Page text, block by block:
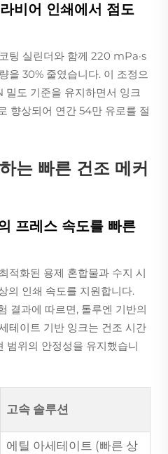
비어 인쇄에서 점도
팅 실린더와 함께 220 mPa·s
을 30% 줄였습니다. 이 조정으
도 기준을 유지하면서 잉크
향상되어 연간 54만 유로를 절
는 빠른 건조 메커
프레스 속도를 빠른
적화된 용제 혼합물과 수지 시
의 인쇄 속도를 지원합니다.
결과에 따르면, 톨루엔 기반의
테이트 기반 잉크는 건조 시간
범위의 안정성을 유지했습니
고속 솔루션
에틸 아세테이트 (빠른 상